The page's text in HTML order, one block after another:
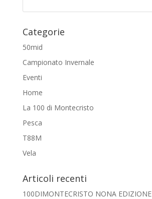
Categorie
50mid
Campionato Invernale
Eventi
Home
La 100 di Montecristo
Pesca
T88M
Vela
Articoli recenti
100DIMONTECRISTO NONA EDIZIONE